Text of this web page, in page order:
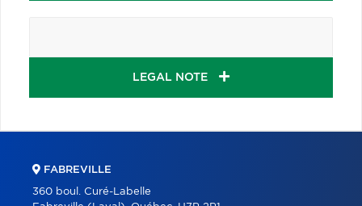
LEGAL NOTE
FABREVILLE
360 boul. Curé-Labelle